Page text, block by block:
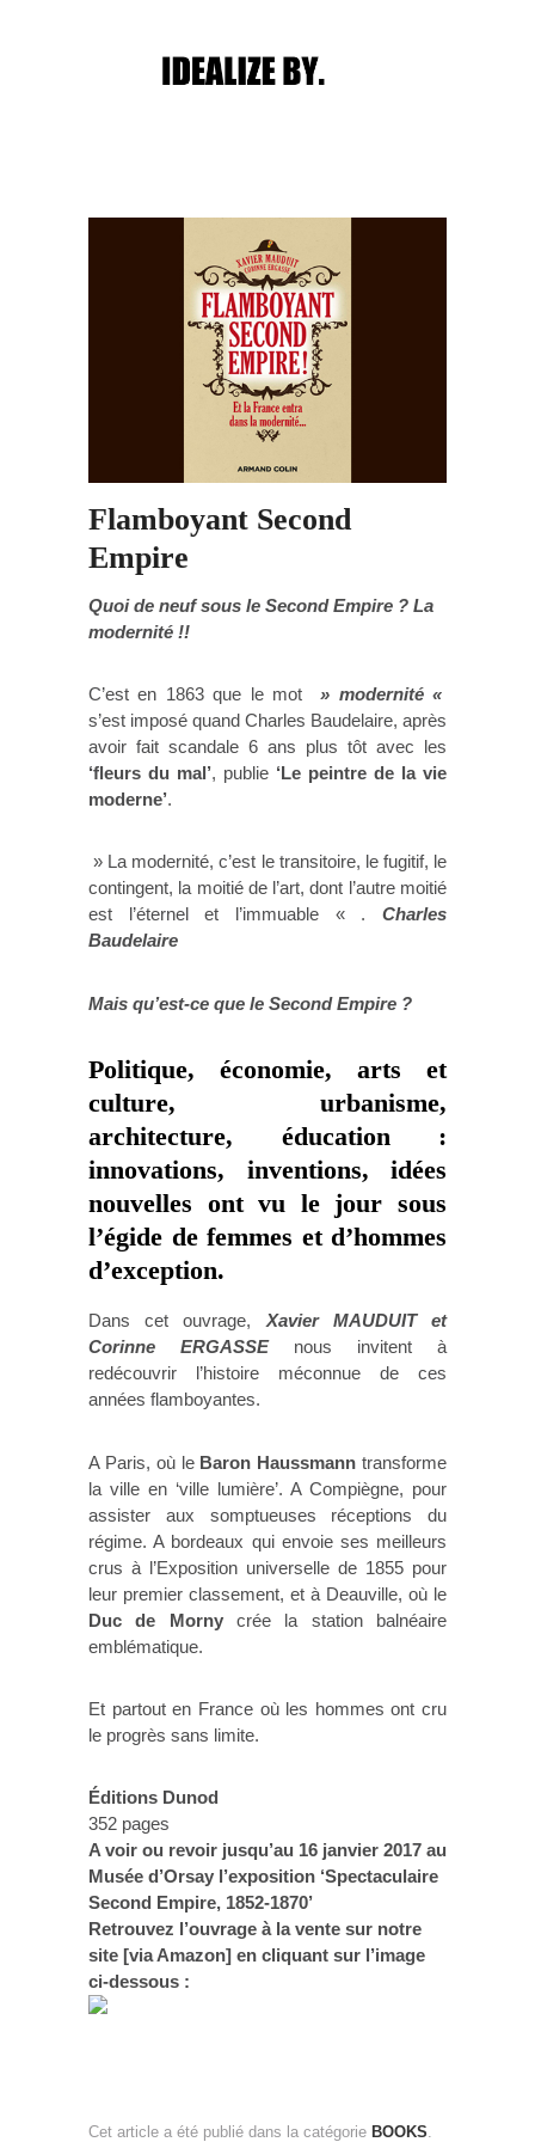
Flamboyant Second
Empire
Quoi de neuf sous le Second Empire ? La
modernité !!
C’est en 1863 que le mot
» modernité «
s’est imposé quand Charles Baudelaire, après
avoir fait scandale 6 ans plus tôt avec les
‘fleurs du mal’, publie ‘Le peintre de la vie
moderne’.
» La modernité, c’est le transitoire, le fugitif, le
contingent, la moitié de l’art, dont l’autre moitié
est l’éternel et l’immuable « . Charles
Baudelaire
Mais qu’est-ce que le Second Empire ?
Politique, économie, arts et
culture, urbanisme,
architecture, éducation :
innovations, inventions, idées
nouvelles ont vu le jour sous
l’égide de femmes et d’hommes
d’exception.
Dans cet ouvrage,Xavier MAUDUIT et
Corinne ERGASSEnous invitent à
redécouvrir l’histoire méconnue de ces
années flamboyantes.
A Paris, où le Baron Haussmann transforme
la ville en ‘ville lumière’. A Compiègne, pour
assister aux somptueuses réceptions du
régime. A bordeaux qui envoie ses meilleurs
crus à l’Exposition universelle de 1855 pour
leur premier classement, et à Deauville, où le
Duc de Mornycrée la station balnéaire
emblématique.
Et partout en France où les hommes ont cru
le progrès sans limite.
Éditions Dunod
352 pages
A voir ou revoir jusqu’au 16 janvier 2017 au
Musée d’Orsay l’exposition ‘Spectaculaire
Second Empire, 1852-1870’
Retrouvez l’ouvrage à la vente sur notre
site [via Amazon] en cliquant sur l’image
ci-dessous :
Cet article a été publié dans la catégorie BOOKS